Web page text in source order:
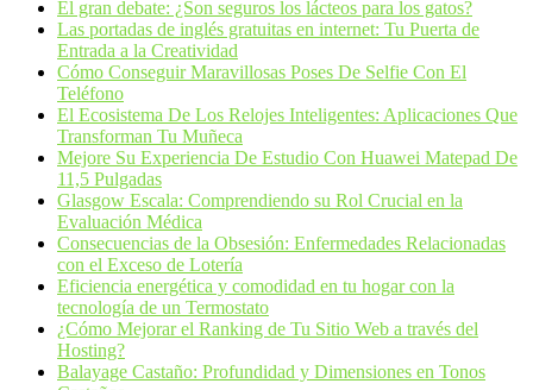
El gran debate: ¿Son seguros los lácteos para los gatos?
Las portadas de inglés gratuitas en internet: Tu Puerta de
Entrada a la Creatividad
Cómo Conseguir Maravillosas Poses De Selfie Con El
Teléfono
El Ecosistema De Los Relojes Inteligentes: Aplicaciones Que
Transforman Tu Muñeca
Mejore Su Experiencia De Estudio Con Huawei Matepad De
11,5 Pulgadas
Glasgow Escala: Comprendiendo su Rol Crucial en la
Evaluación Médica
Consecuencias de la Obsesión: Enfermedades Relacionadas
con el Exceso de Lotería
Eficiencia energética y comodidad en tu hogar con la
tecnología de un Termostato
¿Cómo Mejorar el Ranking de Tu Sitio Web a través del
Hosting?
Balayage Castaño: Profundidad y Dimensiones en Tonos